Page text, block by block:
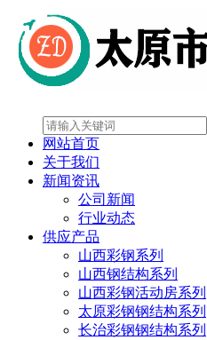
网站首页
关于我们
新闻资讯
公司新闻
行业动态
供应产品
山西彩钢系列
山西钢结构系列
山西彩钢活动房系列
太原彩钢钢结构系列
长治彩钢钢结构系列